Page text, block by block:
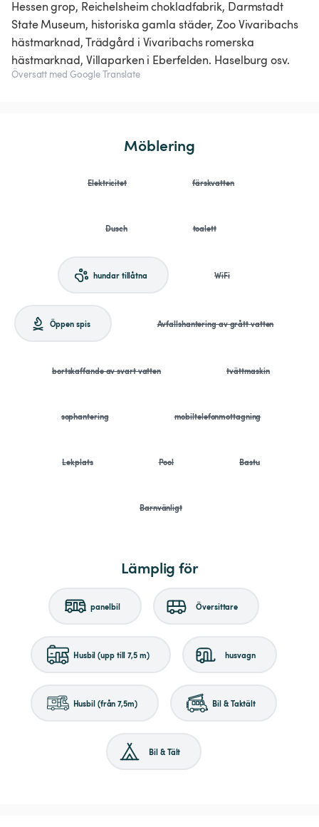
Hessen grop, Reichelsheim chokladfabrik, Darmstadt
State Museum, historiska gamla städer, Zoo Vivaribachs
hästmarknad, Trädgård i Vivaribachs romerska
hästmarknad, Villaparken i Eberfelden. Haselburg osv.
Översatt med Google Translate
Möblering
Elektricitet färskvatten
Dusch toalett
hundar tillåtna WiFi
Öppen spis Avfallshantering av grått vatten
bortskaffande av svart vatten tvättmaskin
sophantering mobiltelefonmottagning
Lekplats Pool Bastu
Barnvänligt
Lämplig för
panelbil Översittare
Husbil (upp till 7,5 m) husvagn
Husbil (från 7,5m) Bil & Taktält
Bil & Tält